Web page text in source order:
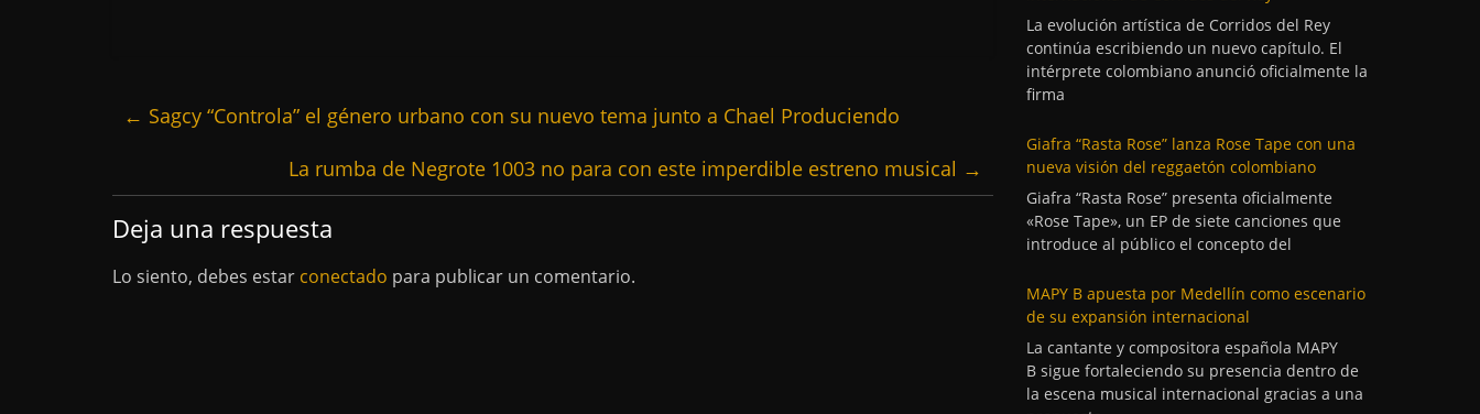
← Sagcy “Controla” el género urbano con su nuevo tema junto a Chael Produciendo
La rumba de Negrote 1003 no para con este imperdible estreno musical →
Deja una respuesta
Lo siento, debes estar conectado para publicar un comentario.
La evolución artística de Corridos del Rey
continúa escribiendo un nuevo capítulo. El
intérprete colombiano anunció oficialmente la
firma
Giafra “Rasta Rose” lanza Rose Tape con una
nueva visión del reggaetón colombiano
Giafra “Rasta Rose” presenta oficialmente
«Rose Tape», un EP de siete canciones que
introduce al público el concepto del
MAPY B apuesta por Medellín como escenario
de su expansión internacional
La cantante y compositora española MAPY
B sigue fortaleciendo su presencia dentro de
la escena musical internacional gracias a una